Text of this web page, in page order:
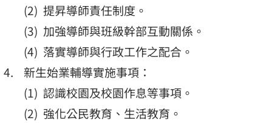
提昇導師責任制度。
加強導師與班級幹部互動關係。
落實導師與行政工作之配合。
新生始業輔導實施事項：
認識校園及校園作息等事項。
強化公民教育、生活教育。